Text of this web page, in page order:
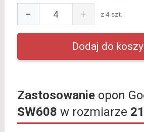
− + z 4 szt.
Zastosowanieopon
SW608 w rozmiarze